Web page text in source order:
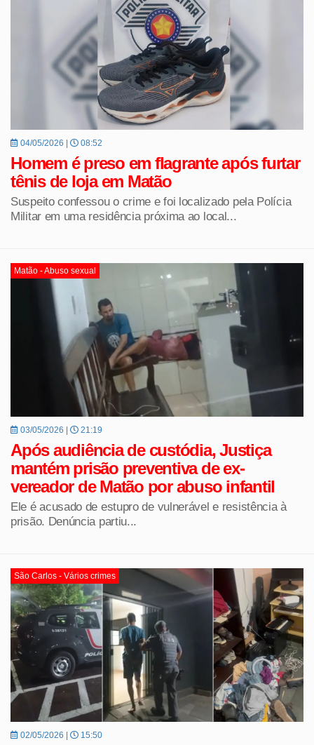
04/05/2026 | 08:52
Homem é preso em flagrante após furtar
tênis de loja em Matão
Suspeito confessou o crime e foi localizado pela Polícia
Militar em uma residência próxima ao local...
Matão - Abuso sexual
03/05/2026 | 21:19
Após audiência de custódia, Justiça
mantém prisão preventiva de ex-
vereador de Matão por abuso infantil
Ele é acusado de estupro de vulnerável e resistência à
prisão. Denúncia partiu...
São Carlos - Vários crimes
02/05/2026 | 15:50